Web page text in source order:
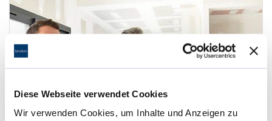
Diese Webseite verwendet Cookies
Wir verwenden Cookies, um Inhalte und Anzeigen zu